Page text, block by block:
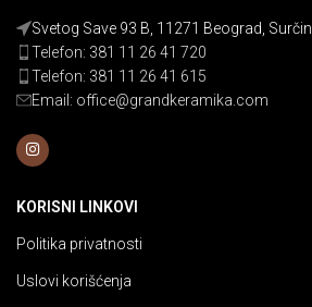
Svetog Save 93 B, 11271 Beograd, Surčin
Telefon: 381 11 26 41 720
Telefon: 381 11 26 41 615
Email: office@grandkeramika.com
KORISNI LINKOVI
Politika privatnosti
Uslovi korišćenja